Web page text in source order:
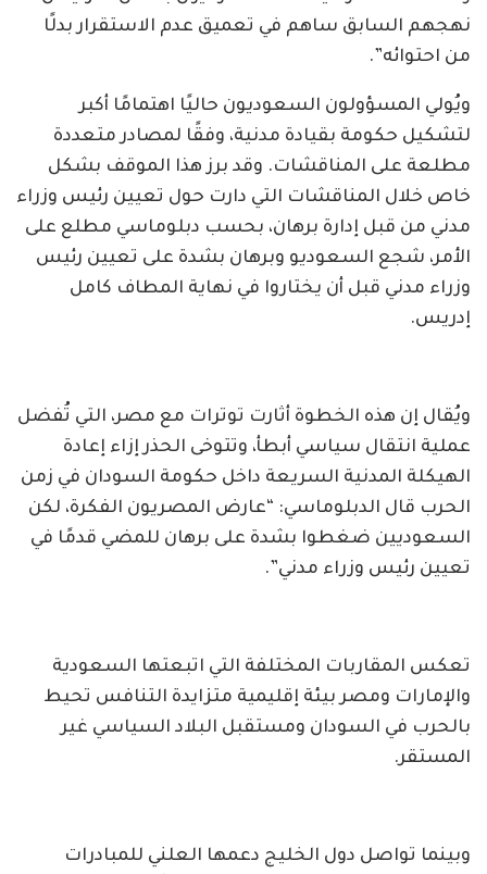
نهجهم السابق ساهم في تعميق عدم الاستقرار بدلًا
من احتوائه”.
ويُولي المسؤولون السعوديون حاليًا اهتمامًا أكبر
لتشكيل حكومة بقيادة مدنية، وفقًا لمصادر متعددة
مطلعة على المناقشات. وقد برز هذا الموقف بشكل
خاص خلال المناقشات التي دارت حول تعيين رئيس وزراء
مدني من قبل إدارة برهان، بحسب دبلوماسي مطلع على
الأمر، شجع السعوديو وبرهان بشدة على تعيين رئيس
وزراء مدني قبل أن يختاروا في نهاية المطاف كامل
إدريس.
ويُقال إن هذه الخطوة أثارت توترات مع مصر، التي تُفضل
عملية انتقال سياسي أبطأ، وتتوخى الحذر إزاء إعادة
الهيكلة المدنية السريعة داخل حكومة السودان في زمن
الحرب قال الدبلوماسي: “عارض المصريون الفكرة، لكن
السعوديين ضغطوا بشدة على برهان للمضي قدمًا في
تعيين رئيس وزراء مدني”.
تعكس المقاربات المختلفة التي اتبعتها السعودية
والإمارات ومصر بيئة إقليمية متزايدة التنافس تحيط
بالحرب في السودان ومستقبل البلاد السياسي غير
المستقر.
وبينما تواصل دول الخليج دعمها العلني للمبادرات